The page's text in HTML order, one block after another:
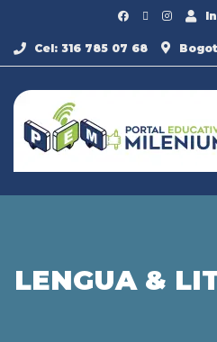
Cel: 316 785 07 68
LENGUA &